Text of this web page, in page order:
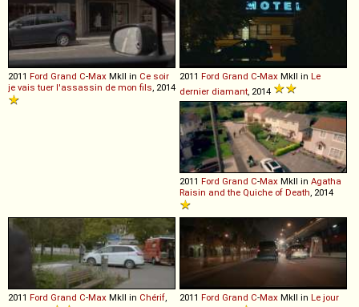
2011 Ford Grand C-Max MkII in Ce soir
je vais tuer l'assassin de mon fils , 2014
2011 Ford Grand C-Max MkII in Le
dernier diamant , 2014
2011 Ford Grand C-Max MkII in Agatha
Raisin and the Quiche of Death , 2014
2011 Ford Grand C-Max MkII in Chérif 2011 Ford Grand C-Max MkII in Le jour